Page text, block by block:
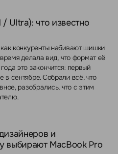
Ultra): что известно
конкуренты набивают шишки
делала вид, что формат её
это закончится: первый
сентябре. Собрали всё, что
разобрались, что с этим
и
выбирают MacBook Pro